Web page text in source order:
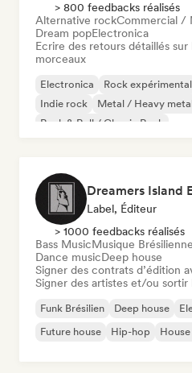
> 800 feedbacks réalisés
Alternative rockCommercial /
Dream popElectronica
Ecrire des retours détaillés
morceaux
Electronica Rock expérimental
Indie rock
Metal / Heavy
Rock & Roll / Classic Rock
Dreamers Island
Label, Éditeur
> 1000 feedbacks réalisés
Bass MusicMusique Brésilienne
Dance musicDeep house
Signer des contrats d’édition
Signer des artistes et/ou sortir
Funk Brésilien Deep house
Future house
Hip-hop